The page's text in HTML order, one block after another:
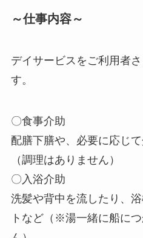
～仕事内容～
デイサービスをご利用者
す。
〇食事介助
配膳下膳や、必要に応じ
（調理はありません）
〇入浴介助
洗髪や背中を流したり、
トなど（※湯一緒に船に